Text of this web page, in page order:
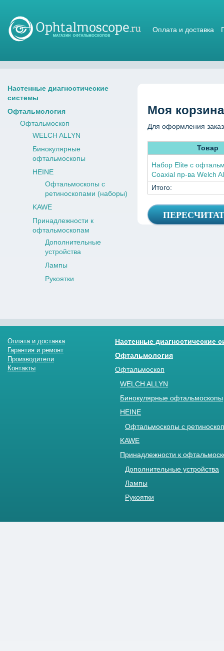
Оплата и доставка
Настенные диагностические
системы
Офтальмология
Офтальмоскоп
WELCH ALLYN
Бинокулярные
офтальмоскопы
HEINE
Офтальмоскопы с
ретиноскопами (наборы)
KAWE
Принадлежности к
офтальмоскопам
Дополнительные
устройства
Лампы
Рукоятки
Моя корзина
Для оформления
Товар
Набор Elite с
Coaxial пр-ва Welch
Итого:
Оплата и доставка
Гарантия и ремонт
Производители
Контакты
Настенные диагностические
Офтальмология
Офтальмоскоп
WELCH ALLYN
Бинокулярные офтальмоскопы
HEINE
Офтальмоскопы с
KAWE
Принадлежности к
Дополнительные устройства
Лампы
Рукоятки